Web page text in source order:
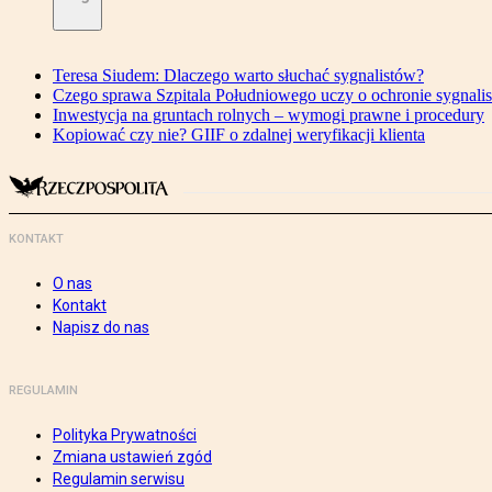
Teresa Siudem: Dlaczego warto słuchać sygnalistów?
Czego sprawa Szpitala Południowego uczy o ochronie
Inwestycja na gruntach rolnych – wymogi prawne i procedury
Kopiować czy nie? GIIF o zdalnej weryfikacji klienta
KONTAKT
O nas
Kontakt
Napisz do nas
REGULAMIN
Polityka Prywatności
Zmiana ustawień zgód
Regulamin serwisu